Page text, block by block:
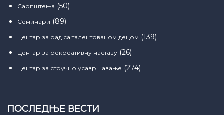
Саопштења (50)
Семинари (89)
Центар за рад са талентованом децом (139)
Центар за рекреативну наставу (26)
Центар за стручно усавршавање (274)
ПОСЛЕДЊЕ ВЕСТИ